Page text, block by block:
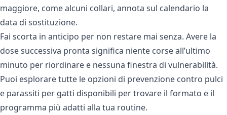
maggiore, come alcuni collari, annota sul calendario la
data di sostituzione.
Fai scorta in anticipo per non restare mai senza. Avere la
dose successiva pronta significa niente corse all’ultimo
minuto per riordinare e nessuna finestra di vulnerabilità.
Puoi esplorare tutte le opzioni di prevenzione contro pulci
e parassiti per gatti disponibili per trovare il formato e il
programma più adatti alla tua routine.